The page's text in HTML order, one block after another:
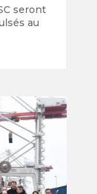
seront
au